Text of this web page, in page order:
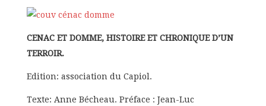
CENAC ET DOMME, HISTOIRE ET CHRONIQUE D’UN
TERROIR.
Edition: association du Capiol.
Texte: Anne Bécheau. Préface : Jean-Luc